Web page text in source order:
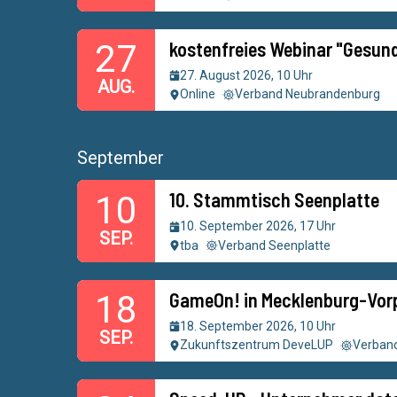
27
AUG.
kostenfreies Webinar
27. August 2026, 10 Uhr
Online
Verband Neubrandenburg
September
10
SEP.
10. Stammtisch Seenplatte
10. September 2026, 17 Uhr
tba
Verband Seenplatte
18
SEP.
GameOn! in Mecklenburg-
18. September 2026, 10 Uhr
Zukunftszentrum DeveLUP